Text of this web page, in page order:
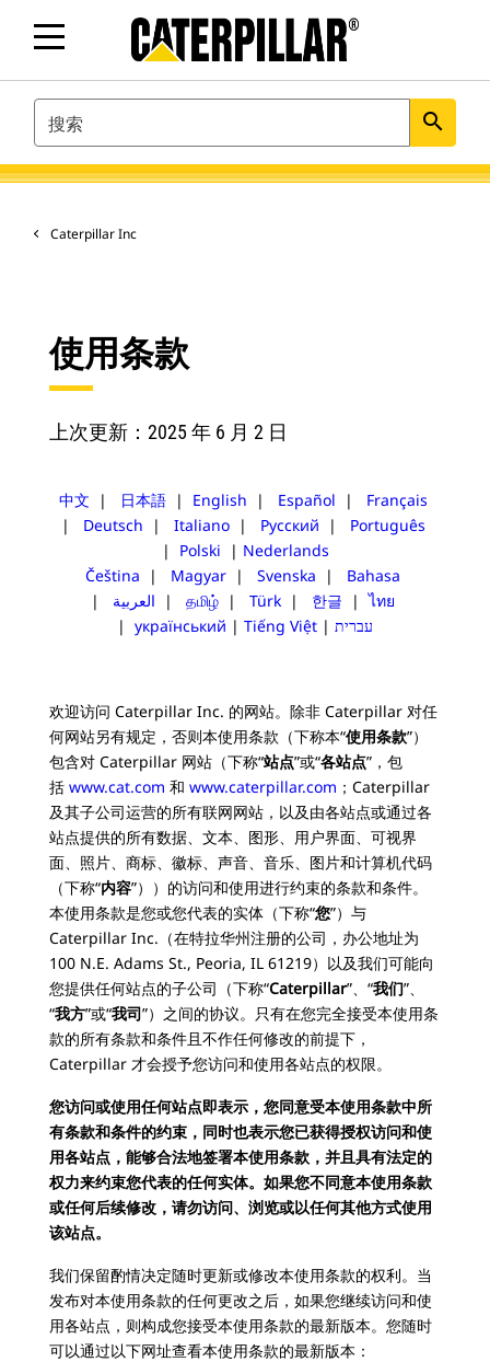
SEARCH search
Caterpillar Inc
使用条款
上次更新：2025 年 6 月 2 日
中文 | 日本語| English | Español | Français
| Deutsch | Italiano| Русский | Português
| Polski | Nederlands
Čeština | Magyar | Svenska | Bahasa
| العربية | தமிழ் | Türk | 한글 |ไทย
| український | Tiếng Việt | עברית
欢迎访问 Caterpillar Inc. 的网站。除非 Caterpillar 对任
何网站另有规定，否则本使用条款（下称本“使用条款”）
包含对 Caterpillar 网站（下称“站点”或“各站点”，包
括 www.cat.com 和 www.caterpillar.com ；Caterpillar
及其子公司运营的所有联网网站，以及由各站点或通过各
站点提供的所有数据、文本、图形、用户界面、可视界
面、照片、商标、徽标、声音、音乐、图片和计算机代码
（下称“内容”））的访问和使用进行约束的条款和条件。
本使用条款是您或您代表的实体（下称“您”）与
Caterpillar Inc.（在特拉华州注册的公司，办公地址为
100 N.E. Adams St., Peoria, IL 61219）以及我们可能向
您提供任何站点的子公司（下称“Caterpillar”、“我们”、
“我方”或“我司”）之间的协议。只有在您完全接受本使用条
款的所有条款和条件且不作任何修改的前提下，
Caterpillar 才会授予您访问和使用各站点的权限。
您访问或使用任何站点即表示，您同意受本使用条款中所
有条款和条件的约束，同时也表示您已获得授权访问和使
用各站点，能够合法地签署本使用条款，并且具有法定的
权力来约束您代表的任何实体。如果您不同意本使用条款
或任何后续修改，请勿访问、浏览或以任何其他方式使用
该站点。
我们保留酌情决定随时更新或修改本使用条款的权利。当
发布对本使用条款的任何更改之后，如果您继续访问和使
用各站点，则构成您接受本使用条款的最新版本。您随时
可以通过以下网址查看本使用条款的最新版本：